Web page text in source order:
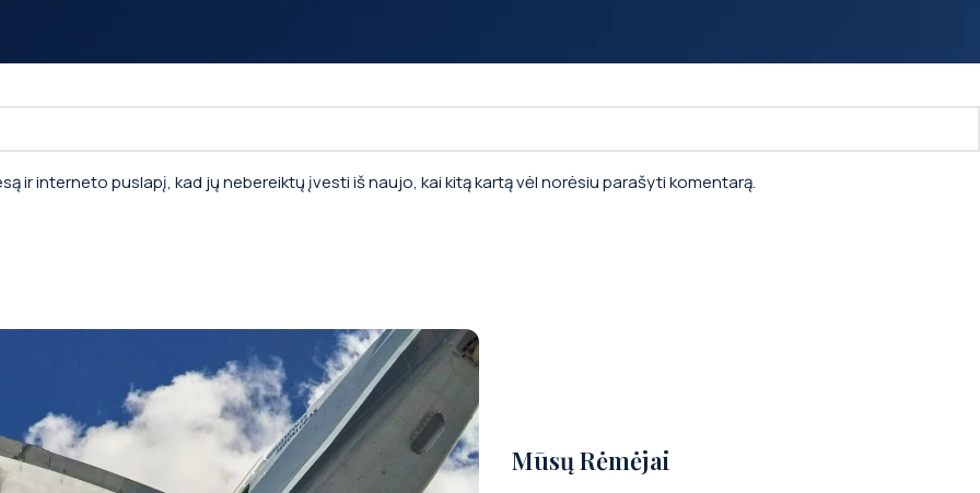
ir interneto puslapį, kad jų nebereiktų įvesti iš naujo, kai kitą kartą vėl norėsiu parašyti komentarą.
Mūsų Rėmėjai